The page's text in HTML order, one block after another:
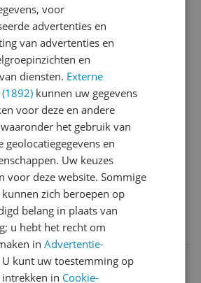
Geheugen
instellen en gebruik
kenmerken
producteigenschappen
Verbinding
en een resolutie van 1024 x 758
Scriba 195 in het blauw een
voor
advertenties en
van advertenties en
en
diensten. Externe
kunnen uw gegevens
voor deze en andere
het gebruik van
geolocatiegegevens en
Uw keuzes
voor deze website. Sommige
zich beroepen op
belang in plaats van
u hebt het recht om
inAdvertentie-
U kunt uw toestemming op
in Cookie-